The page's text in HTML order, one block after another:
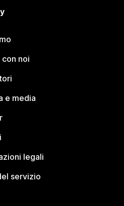
con noi
e media
legali
servizio